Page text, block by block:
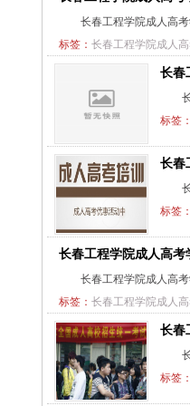
长春工程学院成人高
标签： 长春工程学院成人
长春
标签：
长春
标签：
长春工程学院成人高考
长春工程学院成人高
标签： 长春工程学院成人
长春
标签：